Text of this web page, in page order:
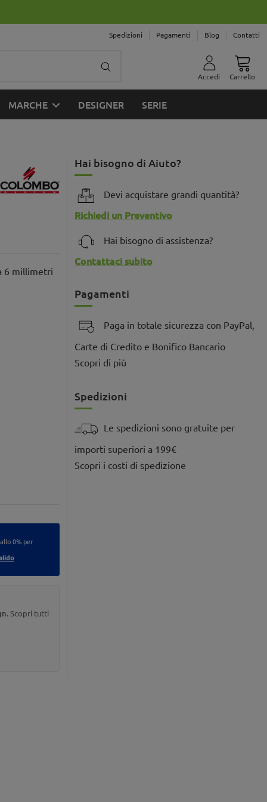
Spedizioni Pagamenti Blog Contatti
Accedi Carrello
MARCHE DESIGNER SERIE
6 millimetri
0% per
. Scopri tutti
Hai bisogno di Aiuto?
Devi acquistare grandi quantità?
Richiedi un Preventivo
Hai bisogno di assistenza?
Contattaci subito
Pagamenti
Paga in totale sicurezza con PayPal,
Carte di Credito e Bonifico Bancario
Scopri di più
Spedizioni
Le spedizioni sono gratuite per
importi superiori a 199€
Scopri i costi di spedizione